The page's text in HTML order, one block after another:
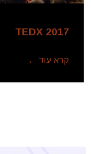
TEDX 2017
קרא עוד ←